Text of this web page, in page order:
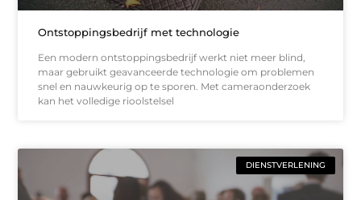
Ontstoppingsbedrijf met technologie
Een modern ontstoppingsbedrijf werkt niet meer blind,
maar gebruikt geavanceerde technologie om problemen
snel en nauwkeurig op te sporen. Met cameraonderzoek
kan het volledige rioolstelsel
DIENSTVERLENING